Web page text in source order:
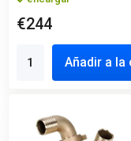
€244
Añadir a la